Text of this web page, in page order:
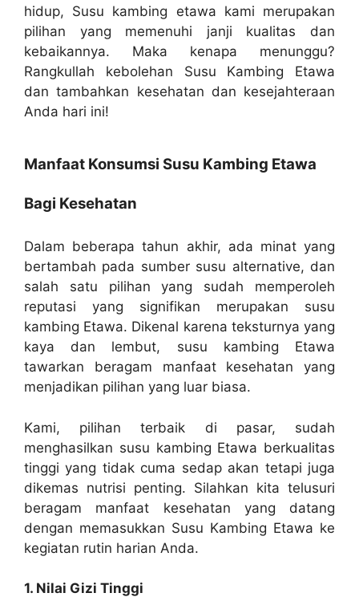
hidup, Susu kambing etawa kami merupakan
pilihan yang memenuhi janji kualitas dan
kebaikannya. Maka kenapa menunggu?
Rangkullah kebolehan Susu Kambing Etawa
dan tambahkan kesehatan dan kesejahteraan
Anda hari ini!
Manfaat Konsumsi Susu Kambing Etawa
Bagi Kesehatan
Dalam beberapa tahun akhir, ada minat yang
bertambah pada sumber susu alternative, dan
salah satu pilihan yang sudah memperoleh
reputasi yang signifikan merupakan susu
kambing Etawa. Dikenal karena teksturnya yang
kaya dan lembut, susu kambing Etawa
tawarkan beragam manfaat kesehatan yang
menjadikan pilihan yang luar biasa.
Kami, pilihan terbaik di pasar, sudah
menghasilkan susu kambing Etawa berkualitas
tinggi yang tidak cuma sedap akan tetapi juga
dikemas nutrisi penting. Silahkan kita telusuri
beragam manfaat kesehatan yang datang
dengan memasukkan Susu Kambing Etawa ke
kegiatan rutin harian Anda.
1. Nilai Gizi Tinggi